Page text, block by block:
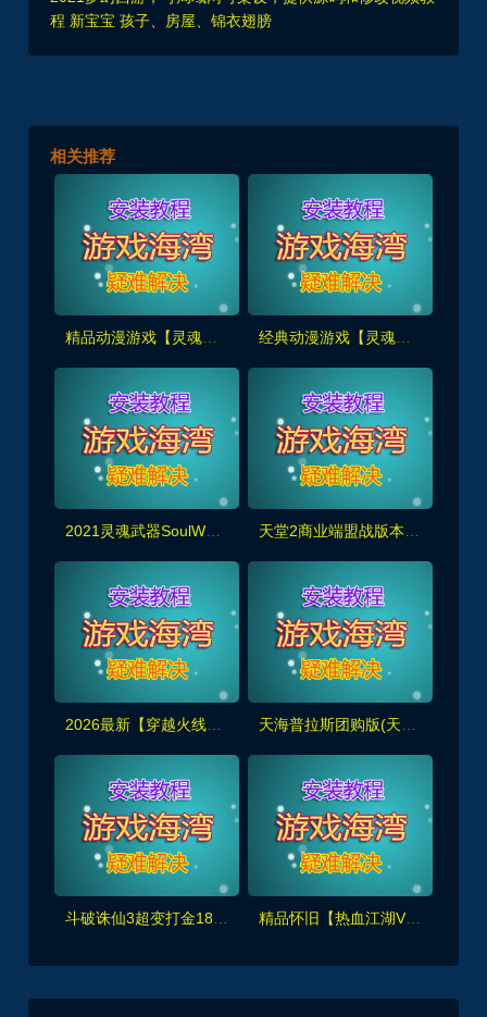
程 新宝宝 孩子、房屋、锦衣翅膀
相关推荐
精品动漫游戏【灵魂武器】SoulWorker,带GM工具及命令+物品ID+安装及使用视频教程 经典动漫游戏【灵魂武器】SoulWorker100级花嫁版单机一键端
2021灵魂武器SoulWorker72级花嫁版单机一键端 更新版带视频教程
2026最新【穿越火线CF2.0】一键端,修复各种错误，全道具可买100%汉化+GM工具
精品怀旧【热血江湖V2.0任务端】百宝阁无限元宝时装披风送+GM工具+支持多开+宝宝挂